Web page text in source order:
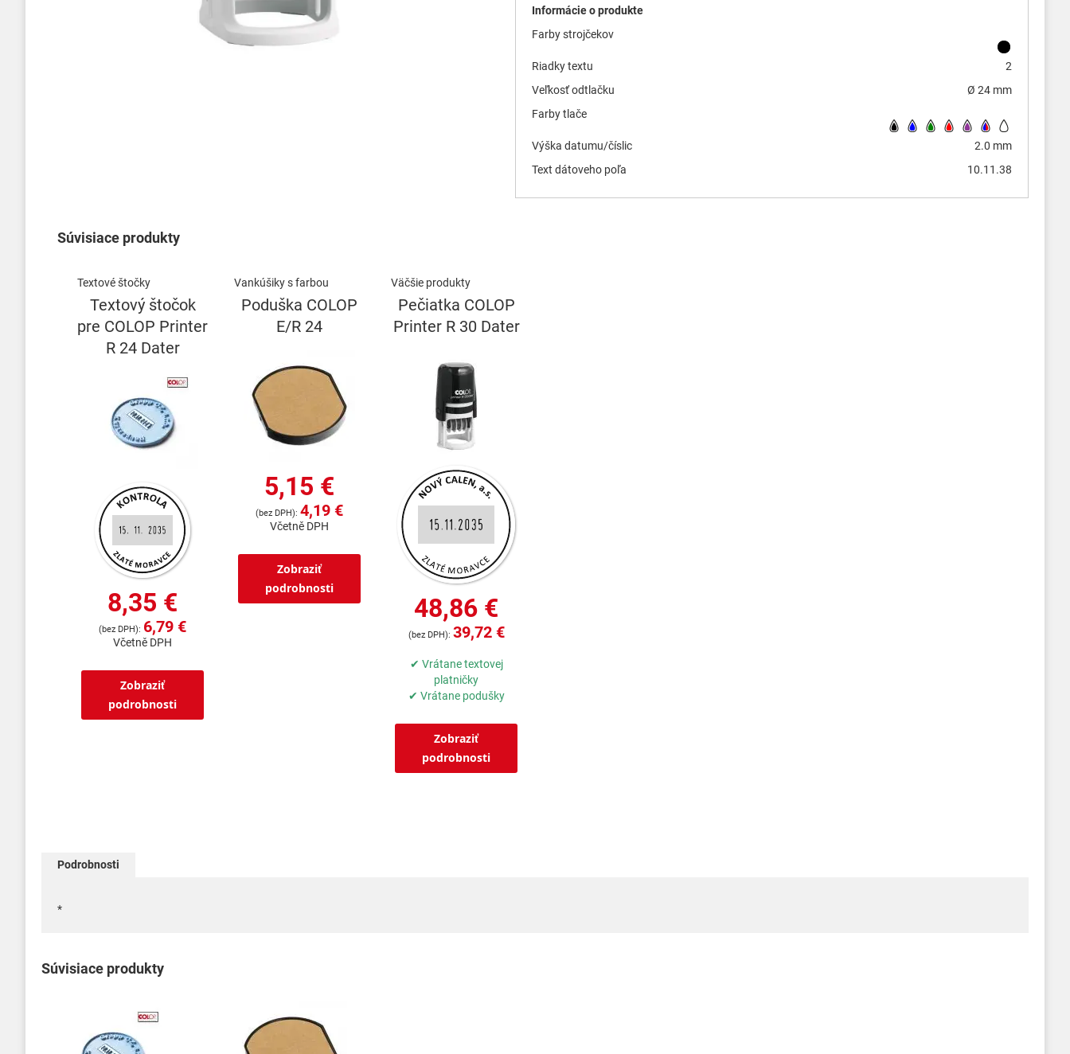
Informácie o produkte
Farby strojčekov
Riadky textu
2
Veľkosť odtlačku
Ø 24 mm
Farby tlače
Výška datumu/číslic
2.0 mm
Text dátoveho poľa
10.11.38
Súvisiace produkty
Textové štočky
Textový štočok
pre COLOP Printer
R 24 Dater
8,35 €
6,79 €
Včetně DPH
Zobraziť
podrobnosti
Vankúšiky s farbou
Poduška COLOP
E/R 24
5,15 €
4,19 €
Včetně DPH
Zobraziť
podrobnosti
Väčšie produkty
Pečiatka COLOP
Printer R 30 Dater
48,86 €
39,72 €
✔ Vrátane textovej
platničky
✔ Vrátane podušky
Zobraziť
podrobnosti
Podrobnosti
*
Súvisiace produkty